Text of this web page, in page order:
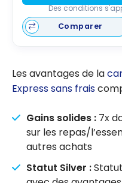
Des conditions
Comparer
Les avantages de la
Express sans frais
Gains solides : 7x
sur les repas/
autres achats
Statut Silver :Statut